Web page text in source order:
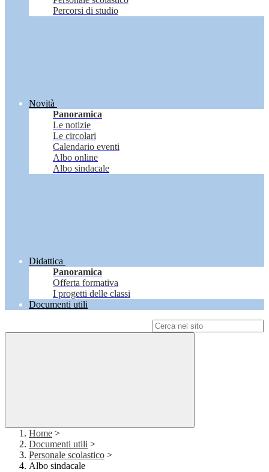
Percorsi di studio
Novità
Panoramica
Le notizie
Le circolari
Calendario eventi
Albo online
Albo sindacale
Didattica
Panoramica
Offerta formativa
I progetti delle classi
Documenti utili
Home >
Documenti utili >
Personale scolastico >
Albo sindacale